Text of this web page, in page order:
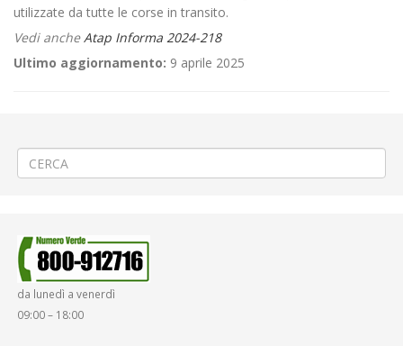
utilizzate da tutte le corse in transito.
Vedi ancheAtap Informa 2024-218
Ultimo aggiornamento: 9 aprile 2025
da lunedì a venerdì
09:00 – 18:00